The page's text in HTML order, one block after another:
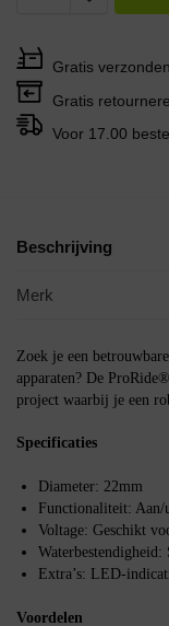
Gratis
Gratis
Voor 17.00
Beschrijving
Merk
Zoek je een
apparaten? De
project waarbij je een
Specificaties
Diameter: 22mm
Functionaliteit: Aan/
Voltage: Geschikt
Extra’s: LED-
Voordelen